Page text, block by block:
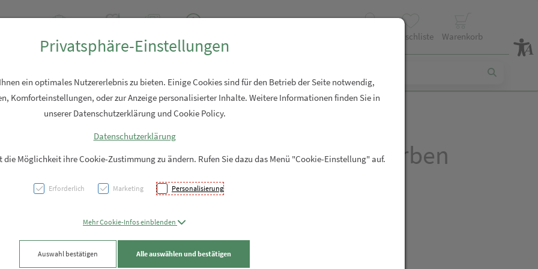
Wunschliste Warenkorb
Nasal Strips hautfarben
PZN: 5915980
30 Stk. / Einheit
Privatsphäre-Einstellungen
ein optimales Nutzererlebnis zu bieten. Einige Cookies sind für den Betrieb der Seite notwendig,
Komforteinstellungen, oder zur Anzeige personalisierter Inhalte. Weitere Informationen finden Sie in
unserer Datenschutzerklärung und Cookie Policy.
Datenschutzerklärung
die Möglichkeit ihre Cookie-Zustimmung zu ändern. Rufen Sie dazu das Menü "Cookie-Einstellung" auf.
Erforderlich Marketing Personalisierung
Mehr Cookie-Infos einblenden
Auswahl bestätigen Alle auswählen und bestätigen